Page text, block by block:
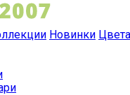
Новинки Цвета